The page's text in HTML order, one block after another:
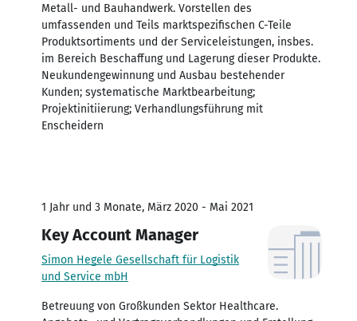
Metall- und Bauhandwerk. Vorstellen des
umfassenden und Teils marktspezifischen C-Teile
Produktsortiments und der Serviceleistungen, insbes.
im Bereich Beschaffung und Lagerung dieser Produkte.
Neukundengewinnung und Ausbau bestehender
Kunden; systematische Marktbearbeitung;
Projektinitiierung; Verhandlungsführung mit
Enscheidern
1 Jahr und 3 Monate, März 2020 - Mai 2021
Key Account Manager
Simon Hegele Gesellschaft für Logistik
und Service mbH
Betreuung von Großkunden Sektor Healthcare.